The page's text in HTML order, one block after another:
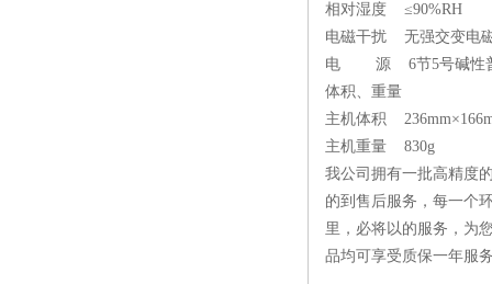
相对湿度 ≤90%RH
电磁干扰 无强交变电
电 源 6节5号碱性普
体积、重量
主机体积
主机重量 830g
我公司拥有一批高精度
的到售后服务，每一个
里，必将以的服务，为
品均可享受质保一年服